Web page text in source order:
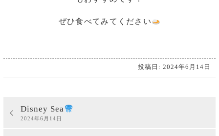
ぜひ食べてみてください
投稿日: 2024年6月14日
Disney Sea
2024年6月14日